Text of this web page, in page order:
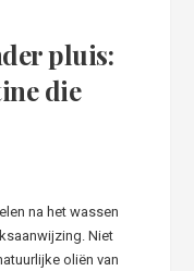
pluis:
die
na het wassen
Niet
oliën van